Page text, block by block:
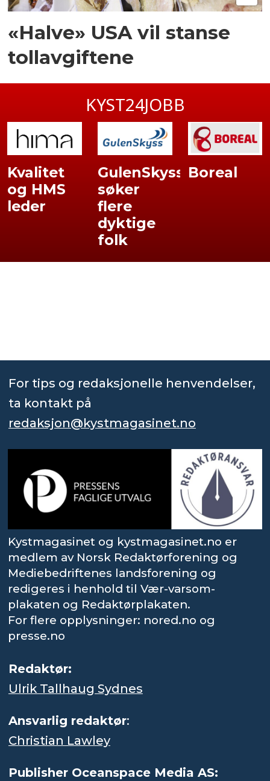
«Halve» USA vil stanse
tollavgiftene
KYST24JOBB
Kvalitet
og HMS
leder
GulenSkyss
søker
flere
dyktige
folk
Boreal
For tips og redaksjonelle henvendelser,
ta kontakt på
redaksjon@kystmagasinet.no
Kystmagasinet og kystmagasinet.no er
medlem av Norsk Redaktørforening og
Mediebedriftenes landsforening og
redigeres i henhold til Vær-varsom-
plakaten og Redaktørplakaten.
For flere opplysninger: nored.no og
presse.no
Redaktør:
Ulrik Tallhaug Sydnes
Ansvarlig redaktør:
Christian Lawley
Publisher Oceanspace Media AS: